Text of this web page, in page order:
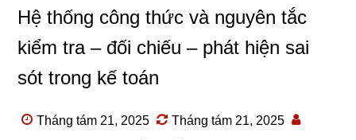
Hệ thống công thức và nguyên tắc
kiểm tra – đối chiếu – phát hiện sai
sót trong kế toán
Tháng tám 21, 2025 Tháng tám 21, 2025